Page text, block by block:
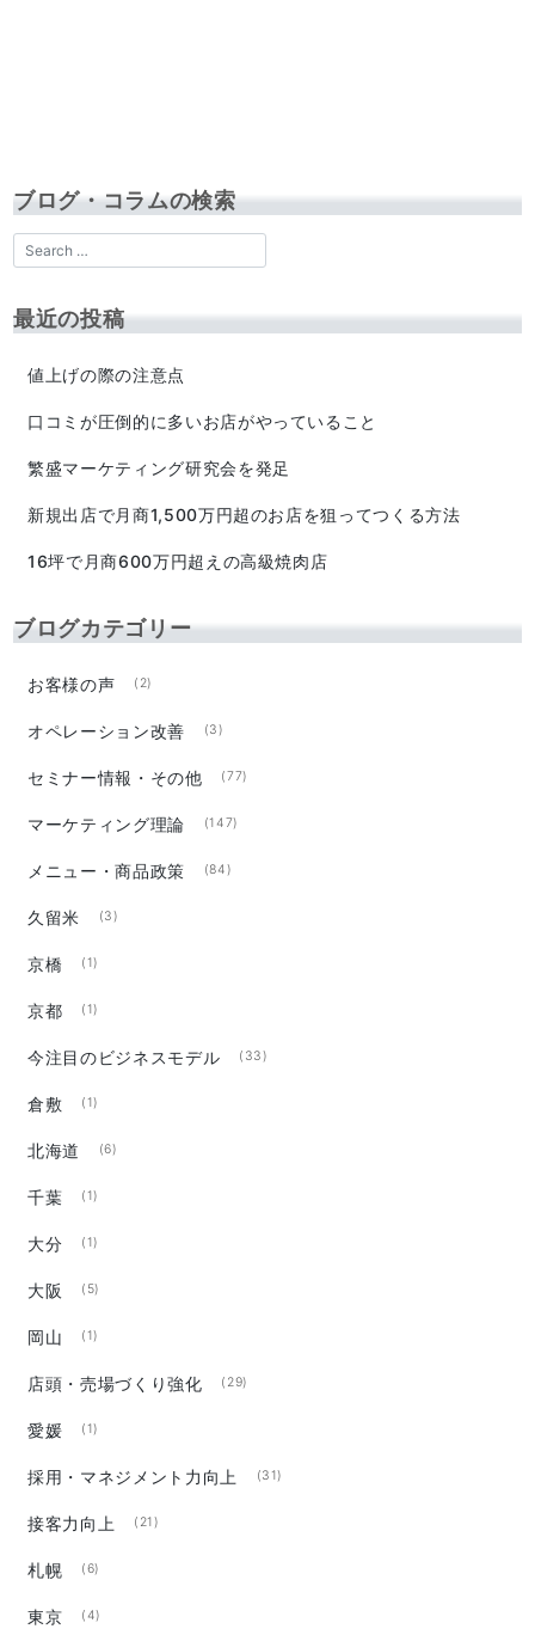
ブログ・コラムの検索
最近の投稿
値上げの際の注意点
口コミが圧倒的に多いお店がやっていること
繁盛マーケティング研究会を発足
新規出店で月商1,500万円超のお店を狙ってつくる方法
16坪で月商600万円超えの高級焼肉店
ブログカテゴリー
お客様の声 (2)
オペレーション改善 (3)
セミナー情報・その他 (77)
マーケティング理論 (147)
メニュー・商品政策 (84)
久留米 (3)
京橋 (1)
京都 (1)
今注目のビジネスモデル (33)
倉敷 (1)
北海道 (6)
千葉 (1)
大分 (1)
大阪 (5)
岡山 (1)
店頭・売場づくり強化 (29)
愛媛 (1)
採用・マネジメント力向上 (31)
接客力向上 (21)
札幌 (6)
東京 (4)